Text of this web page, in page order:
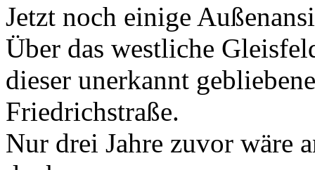
Jetzt noch einige
Über das westliche
dieser unerkannt
Friedrichstraße.
Nur drei Jahre zuvor wäre